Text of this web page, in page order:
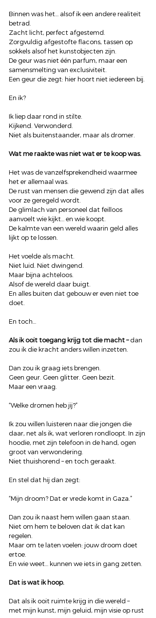
Binnen was het… alsof ik een andere realiteit
betrad.
Zacht licht, perfect afgestemd.
Zorgvuldig afgestofte flacons, tassen op
sokkels alsof het kunstobjecten zijn.
De geur was niet één parfum, maar een
samensmelting van exclusiviteit.
Een geur die zegt: hier hoort niet iedereen bij.
En ik?
Ik liep daar rond in stilte.
Kijkend. Verwonderd.
Niet als buitenstaander, maar als dromer.
Wat me raakte was niet wat er te koop was.
Het was de vanzelfsprekendheid waarmee
het er allemaal was.
De rust van mensen die gewend zijn dat alles
voor ze geregeld wordt.
De glimlach van personeel dat feilloos
aanvoelt wie kijkt… en wie koopt.
De kalmte van een wereld waarin geld alles
lijkt op te lossen.
Het voelde als macht.
Niet luid. Niet dwingend.
Maar bijna achteloos.
Alsof de wereld daar buigt.
En alles buiten dat gebouw er even niet toe
doet.
En toch…
Als ik ooit toegang krijg tot die macht – dan
zou ik die kracht anders willen inzetten.
Dan zou ik graag iets brengen.
Geen geur. Geen glitter. Geen bezit.
Maar een vraag.
“Welke dromen heb jij?”
Ik zou willen luisteren naar die jongen die
daar, net als ik, wat verloren rondloopt. In zijn
hoodie, met zijn telefoon in de hand, ogen
groot van verwondering.
Niet thuishorend – en toch geraakt.
En stel dat hij dan zegt:
“Mijn droom? Dat er vrede komt in Gaza.”
Dan zou ik naast hem willen gaan staan.
Niet om hem te beloven dat ik dat kan
regelen.
Maar om te laten voelen: jouw droom doet
ertoe.
En wie weet… kunnen we iets in gang zetten.
Dat is wat ik hoop.
Dat als ik ooit ruimte krijg in die wereld –
met mijn kunst, mijn geluid, mijn visie op rust